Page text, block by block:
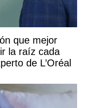
que mejor
la raíz cada
de L’Oréal